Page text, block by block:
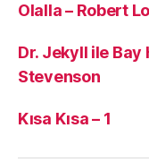
Olalla – Robert
Dr. Jekyll ile Bay
Stevenson
Kısa Kısa – 1